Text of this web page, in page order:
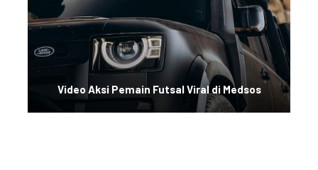
Video Aksi Pemain Futsal Viral di Medsos